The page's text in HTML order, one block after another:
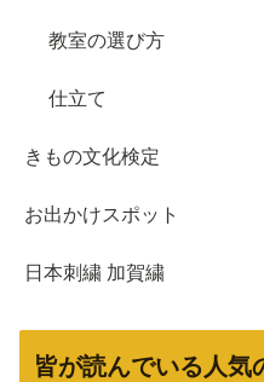
教室の選び方
仕立て
きもの文化検定
お出かけスポット
日本刺繍 加賀繍
皆が読んでいる人気